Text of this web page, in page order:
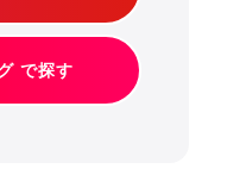
で探す